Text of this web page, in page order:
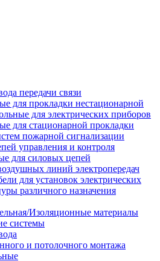
передачи связи
для прокладки нестационарной
для электрических приборов
для стационарной прокладки
пожарной сигнализации
управления и контроля
для силовых цепей
линий электропередач
для установок электрических
различного назначения
Изоляционные материалы
системы
и потолочного монтажа